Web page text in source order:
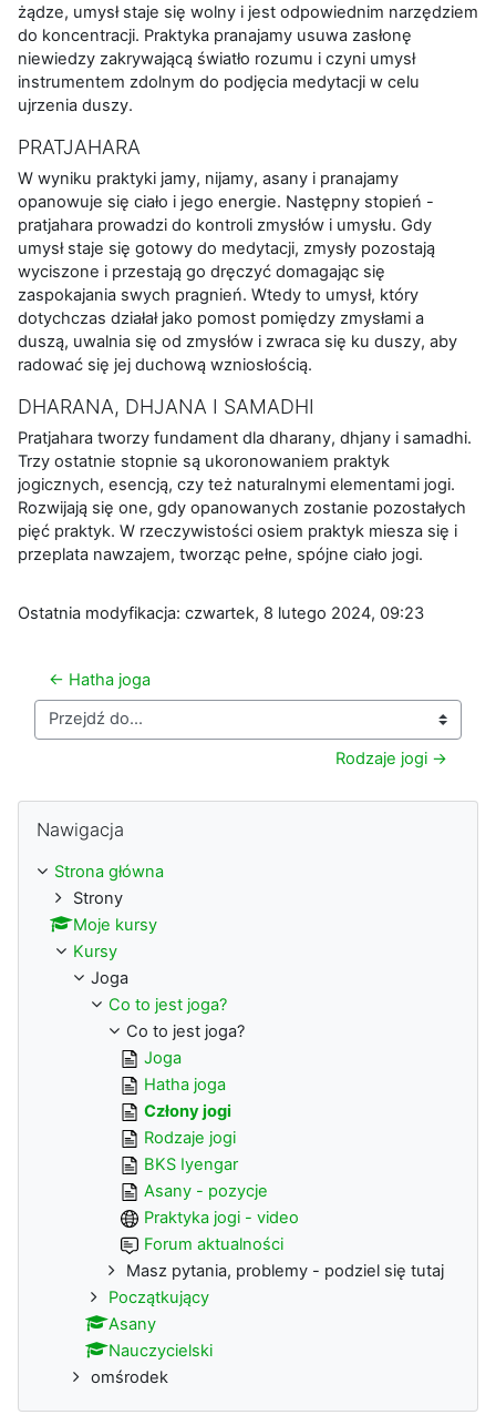
żądze, umysł staje się wolny i jest odpowiednim narzędziem
do koncentracji. Praktyka pranajamy usuwa zasłonę
niewiedzy zakrywającą światło rozumu i czyni umysł
instrumentem zdolnym do podjęcia medytacji w celu
ujrzenia duszy.
PRATJAHARA
W wyniku praktyki jamy, nijamy, asany i pranajamy
opanowuje się ciało i jego energie. Następny stopień -
pratjahara prowadzi do kontroli zmysłów i umysłu. Gdy
umysł staje się gotowy do medytacji, zmysły pozostają
wyciszone i przestają go dręczyć domagając się
zaspokajania swych pragnień. Wtedy to umysł, który
dotychczas działał jako pomost pomiędzy zmysłami a
duszą, uwalnia się od zmysłów i zwraca się ku duszy, aby
radować się jej duchową wzniosłością.
DHARANA, DHJANA I SAMADHI
Pratjahara tworzy fundament dla dharany, dhjany i samadhi.
Trzy ostatnie stopnie są ukoronowaniem praktyk
jogicznych, esencją, czy też naturalnymi elementami jogi.
Rozwijają się one, gdy opanowanych zostanie pozostałych
pięć praktyk. W rzeczywistości osiem praktyk miesza się i
przeplata nawzajem, tworząc pełne, spójne ciało jogi.
Ostatnia modyfikacja: czwartek, 8 lutego 2024, 09:23
← Hatha joga
Przejdź do...
Rodzaje jogi →
Nawigacja
Strona główna
Strony
Moje kursy
Kursy
Joga
Co to jest joga?
Co to jest joga?
Joga
Hatha joga
Człony jogi
Rodzaje jogi
BKS Iyengar
Asany - pozycje
Praktyka jogi - video
Forum aktualności
Masz pytania, problemy - podziel się tutaj
Początkujący
Asany
Nauczycielski
omśrodek